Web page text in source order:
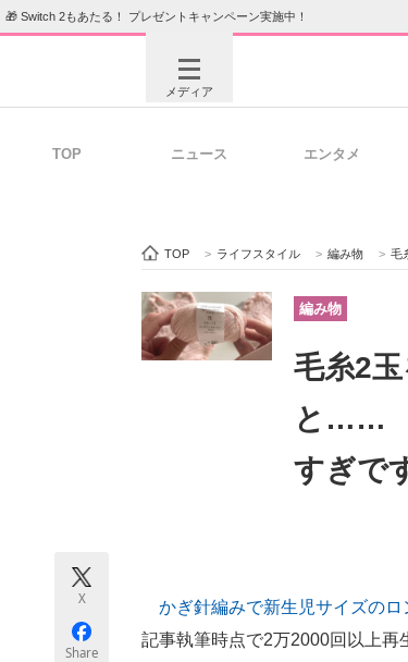
🎁 Switch 2もあたる！ プレゼントキャンペーン実施中！
メディア
ビジネスと働き方のヒント
ちょっと気になるネットの話題
TOP ニュース エンタメ
TOP > ライフスタイル > 編み物 > 毛
編み物
毛糸2
と……
すぎで
X
Share
かぎ針編みで新生児サイズの
記事執筆時点で2万2000回以上再